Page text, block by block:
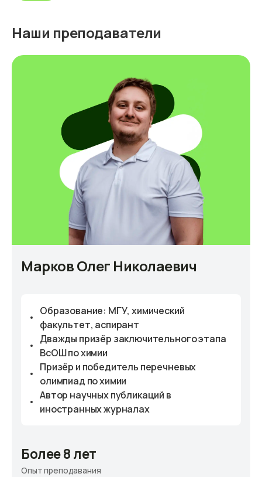
Наши преподаватели
Марков Олег Николаевич
Образование: МГУ, химический
факультет, аспирант
Дважды призёр заключительного этапа
ВсОШ по химии
Призёр и победитель перечневых
олимпиад по химии
Автор научных публикаций в
иностранных журналах
Более 8 лет
Опыт преподавания